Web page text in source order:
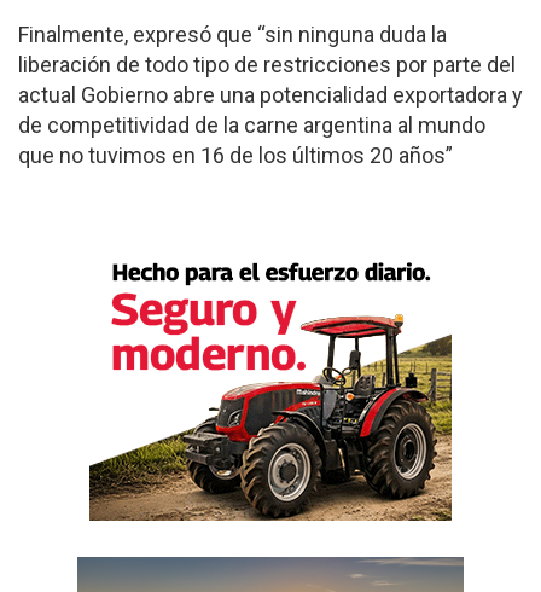
Finalmente, expresó que “sin ninguna duda la
liberación de todo tipo de restricciones por parte del
actual Gobierno abre una potencialidad exportadora y
de competitividad de la carne argentina al mundo
que no tuvimos en 16 de los últimos 20 años”